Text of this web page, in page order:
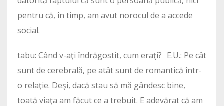
pentru că, în timp, am avut norocul de a accede
social.
tabu: Când v-aţi îndrăgostit, cum eraţi? E.U.: Pe cât
sunt de cerebrală, pe atât sunt de romantică într-
o relaţie. Deşi, dacă stau să mă gândesc bine,
toată viaţa am făcut ce a trebuit. E adevărat că am